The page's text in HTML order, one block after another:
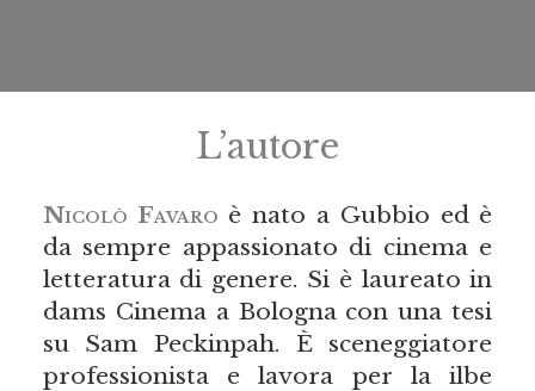
L’autore
Nicolò Favaro è nato a Gubbio ed è
da sempre appassionato di cinema e
letteratura di genere. Si è laureato in
dams Cinema a Bologna con una tesi
su Sam Peckinpah. È sceneggiatore
professionista e lavora per la ilbe